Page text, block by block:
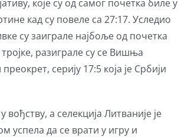
које су од самог почетка биле у
кад су повеле са 27:17. Уследио
су заиграле најбоље од почетка
разиграле су се Вишња
серију 17:5 која је Србији
а селекција Литваније је
успела да се врати у игру и